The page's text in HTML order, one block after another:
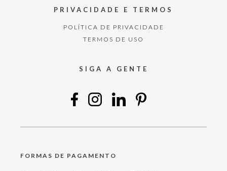
PRIVACIDADE E TERMOS
POLÍTICA DE PRIVACIDADE
TERMOS DE USO
SIGA A GENTE
FORMAS DE PAGAMENTO